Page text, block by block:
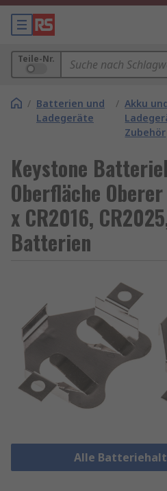
Teile-Nr.
/ Batterien und
Ladegeräte
/ Akku
Zubehör
Keystone
Oberfläche
x CR2016,
Batterien
Alle